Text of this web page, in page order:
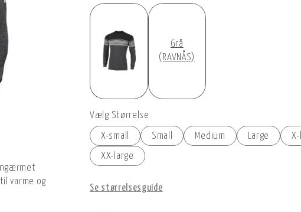
varme og
Grå
(RAVNÅS)
Vælg Størrelse
X-small Small Medium Large
XX-large
Se størrelsesguide